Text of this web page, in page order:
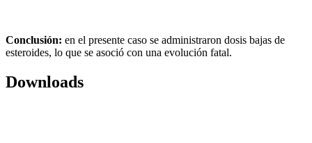
Conclusión: en el presente caso se administraron dosis bajas de
esteroides, lo que se asoció con una evolución fatal.
Downloads